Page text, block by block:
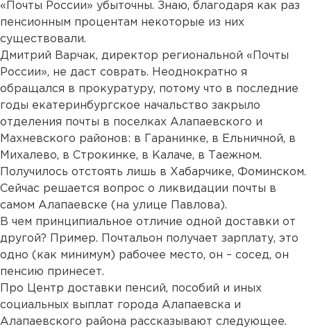
«Почты России» убыточны. Знаю, благодаря как раз
пенсионным процентам некоторые из них
существовали.
Дмитрий Варчак, директор региональной «Почты
России», не даст соврать. Неоднократно я
обращался в прокуратуру, потому что в последние
годы екатеринбургское начальство закрыло
отделения почты в поселках Алапаевского и
Махневского районов: в Гаранинке, в Ельничной, в
Михалево, в Строкинке, в Калаче, в Таежном.
Получилось отстоять лишь в Хабарчике, Фоминском.
Сейчас решается вопрос о ликвидации почты в
самом Алапаевске (на улице Павлова).
В чем принципиальное отличие одной доставки от
другой? Пример. Почтальон получает зарплату, это
одно (как минимум) рабочее место, он – сосед, он
пенсию принесет.
Про Центр доставки пенсий, пособий и иных
социальных выплат города Алапаевска и
Алапаевского района рассказывают следующее.